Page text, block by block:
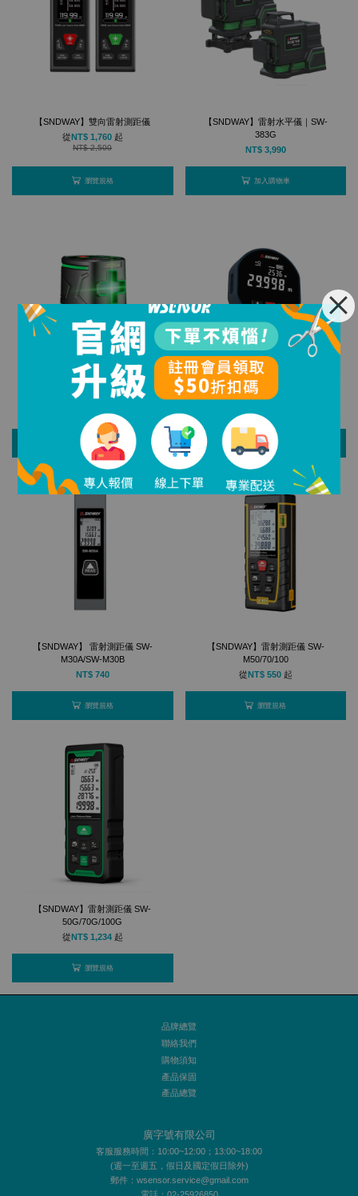
【SNDWAY】雙向雷射測距儀
從 NT$ 1,760 起
NT$ 2,500
瀏覽規格
【SNDWAY】雷射水平儀｜SW-
383G
NT$ 3,990
加入購物車
【SNDWAY】高精度標線雷射水平
儀 SW-331G
NT$ 1,190
加入購物車
【SNDWAY】數顯滾輪測距儀 SW-
X30A/SW-X30D
從NT$ 729
瀏覽規格
【SNDWAY】 雷射測距儀 SW-
M30A/SW-M30B
NT$ 740
瀏覽規格
【SNDWAY】雷射測距儀 SW-
M50/70/100
從 NT$ 550 起
瀏覽規格
【SNDWAY】雷射測距儀 SW-
50G/70G/100G
從 NT$ 1,234 起
瀏覽規格
品牌總覽
聯絡我們
購物須知
產品保固
產品總覽
廣字號有限公司
客服服務時間：10:00~12:00；13:00~18:00
(週一至週五，假日及國定假日除外)
郵件：wsensor.service@gmail.com